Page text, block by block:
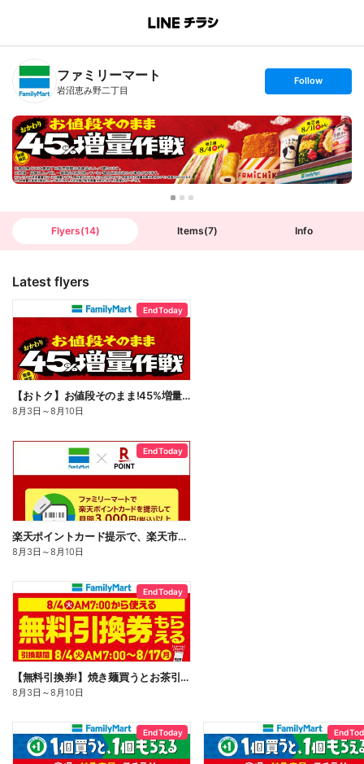
B
n
T
ファミリーマート
岩沼恵み野二丁目
s
t
o
l
l
o
w
Follow
Flyers(14) Items(7) Info
Latest flyers
End Today
【おトク】お値段そのまま!45%増量作戦!
8月3日 ～8月10日
End Today
楽天ポイントカード提示で、楽天市場でのお買い物がおトクに!
8月3日 ～8月10日
End Today
【無料引換券!】焼き麺買うとお茶引換券貰える!
8月3日 ～8月10日
End Today End